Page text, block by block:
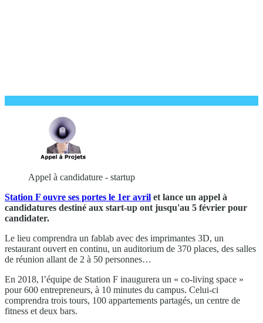
Appel à candidature - startup
Station F ouvre ses portes le 1er avril et lance un appel à
candidatures destiné aux start-up ont jusqu'au 5 février pour
candidater.
Le lieu comprendra un fablab avec des imprimantes 3D, un
restaurant ouvert en continu, un auditorium de 370 places, des salles
de réunion allant de 2 à 50 personnes…
En 2018, l’équipe de Station F inaugurera un « co-living space »
pour 600 entrepreneurs, à 10 minutes du campus. Celui-ci
comprendra trois tours, 100 appartements partagés, un centre de
fitness et deux bars.